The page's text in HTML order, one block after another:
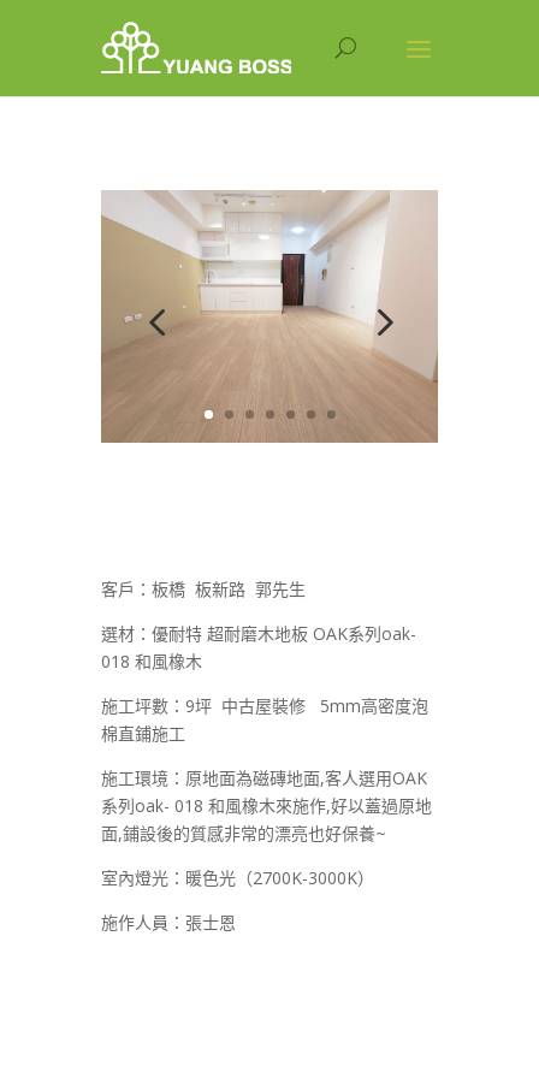
客戶：板橋 板新路 郭先生
選材：優耐特 超耐磨木地板 OAK系列oak-
018 和風橡木
施工坪數：9坪 中古屋裝修 5mm高密度泡
棉直鋪施工
施工環境：原地面為磁磚地面,客人選用OAK
系列oak- 018 和風橡木來施作,好以蓋過原地
面,鋪設後的質感非常的漂亮也好保養~
室內燈光：暖色光（2700K-3000K）
施作人員：張士恩